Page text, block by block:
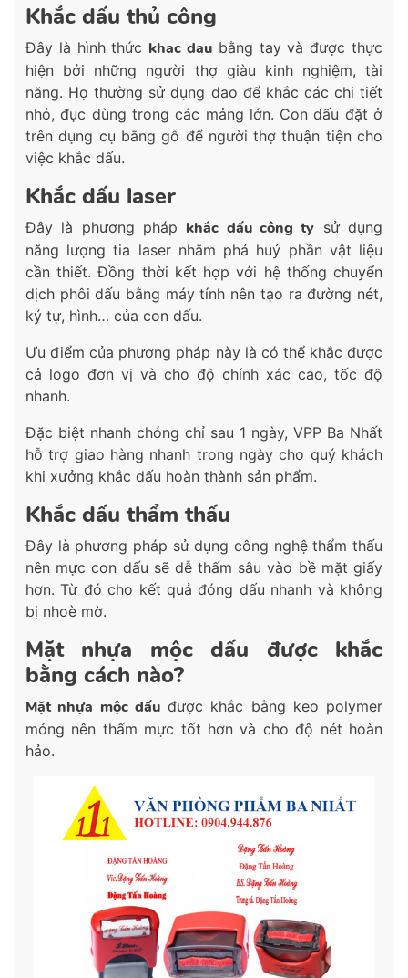
Khắc dấu thủ công
Đây là hình thức khac dau bằng tay và được thực
hiện bởi những người thợ giàu kinh nghiệm, tài
năng. Họ thường sử dụng dao để khắc các chi tiết
nhỏ, đục dùng trong các mảng lớn. Con dấu đặt ở
trên dụng cụ bằng gỗ để người thợ thuận tiện cho
việc khắc dấu.
Khắc dấu laser
Đây là phương pháp khắc dấu công ty sử dụng
năng lượng tia laser nhằm phá huỷ phần vật liệu
cần thiết. Đồng thời kết hợp với hệ thống chuyển
dịch phôi dấu bằng máy tính nên tạo ra đường nét,
ký tự, hình… của con dấu.
Ưu điểm của phương pháp này là có thể khắc được
cả logo đơn vị và cho độ chính xác cao, tốc độ
nhanh.
Đặc biệt nhanh chóng chỉ sau 1 ngày, VPP Ba Nhất
hỗ trợ giao hàng nhanh trong ngày cho quý khách
khi xưởng khắc dấu hoàn thành sản phẩm.
Khắc dấu thẩm thấu
Đây là phương pháp sử dụng công nghệ thẩm thấu
nên mực con dấu sẽ dễ thấm sâu vào bề mặt giấy
hơn. Từ đó cho kết quả đóng dấu nhanh và không
bị nhoè mờ.
Mặt nhựa mộc dấu được khắc
bằng cách nào?
Mặt nhựa mộc dấuđược khắc bằng keo polymer
mỏng nên thấm mực tốt hơn và cho độ nét hoàn
hảo.